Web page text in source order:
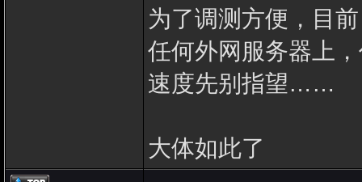
为了调测方便，目
任何外网服务器上
速度先别指望……
大体如此了